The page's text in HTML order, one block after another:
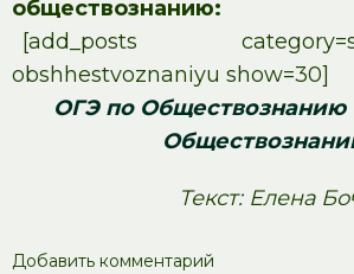
обществознанию:
[add_posts
obshhestvoznaniyu show=30]
ОГЭ по Обществознанию
Текст: Елена
Добавить комментарий